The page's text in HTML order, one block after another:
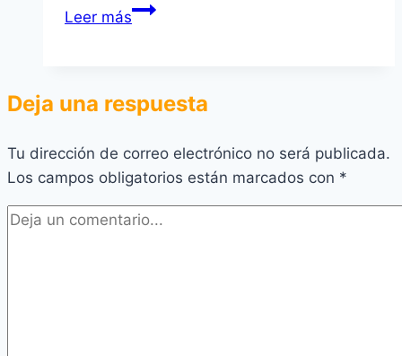
Leer másMejores
Lima
Deja una respuesta
Tu dirección de correo electrónico no será publicada.
Los campos obligatorios están marcados con *